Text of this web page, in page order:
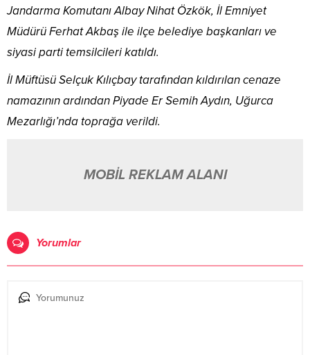
Jandarma Komutanı Albay Nihat Özkök, İl Emniyet
Müdürü Ferhat Akbaş ile ilçe belediye başkanları ve
siyasi parti temsilcileri katıldı.
İl Müftüsü Selçuk Kılıçbay tarafından kıldırılan cenaze
namazının ardından Piyade Er Semih Aydın, Uğurca
Mezarlığı’nda toprağa verildi.
MOBİL REKLAM ALANI
Yorumlar